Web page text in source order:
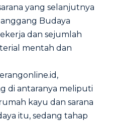
yang selanjutnya
Budaya
dan sejumlah
mentah dan
di antaranya meliputi
kayu dan sarana
itu, sedang tahap